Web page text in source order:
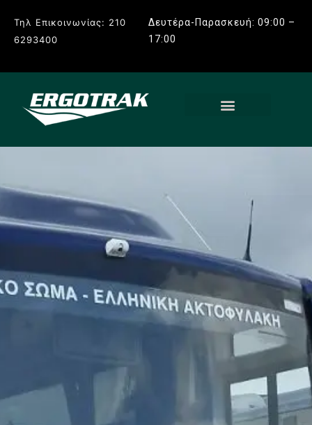
Τηλ Επικοινωνίας: 210
6293400
Δευτέρα-Παρασκευή: 09:00 –
17:00